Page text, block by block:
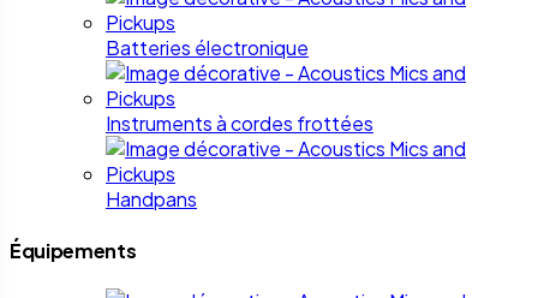
Batteries électronique
Instruments à cordes frottées
Handpans
Équipements